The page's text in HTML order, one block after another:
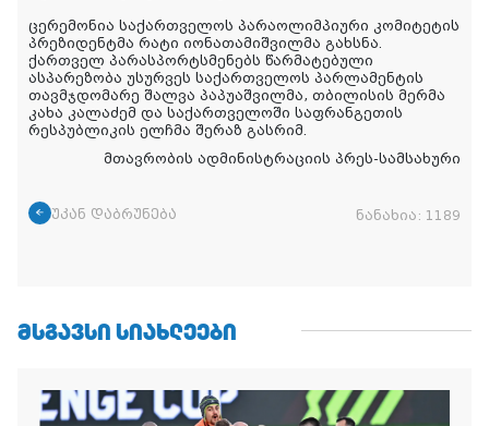
ცერემონია საქართველოს პარაოლიმპიური კომიტეტის
პრეზიდენტმა რატი იონათამიშვილმა გახსნა.
ქართველ პარასპორტსმენებს წარმატებული
ასპარეზობა უსურვეს საქართველოს პარლამენტის
თავმჯდომარე შალვა პაპუაშვილმა, თბილისის მერმა
კახა კალაძემ და საქართველოში საფრანგეთის
რესპუბლიკის ელჩმა შერაზ გასრიმ.
მთავრობის ადმინისტრაციის პრეს-სამსახური
უკან დაბრუნება ნანახია: 1189
ᲛᲡᲒᲐᲕᲡᲘ ᲡᲘᲐᲮᲚᲔᲔᲑᲘ